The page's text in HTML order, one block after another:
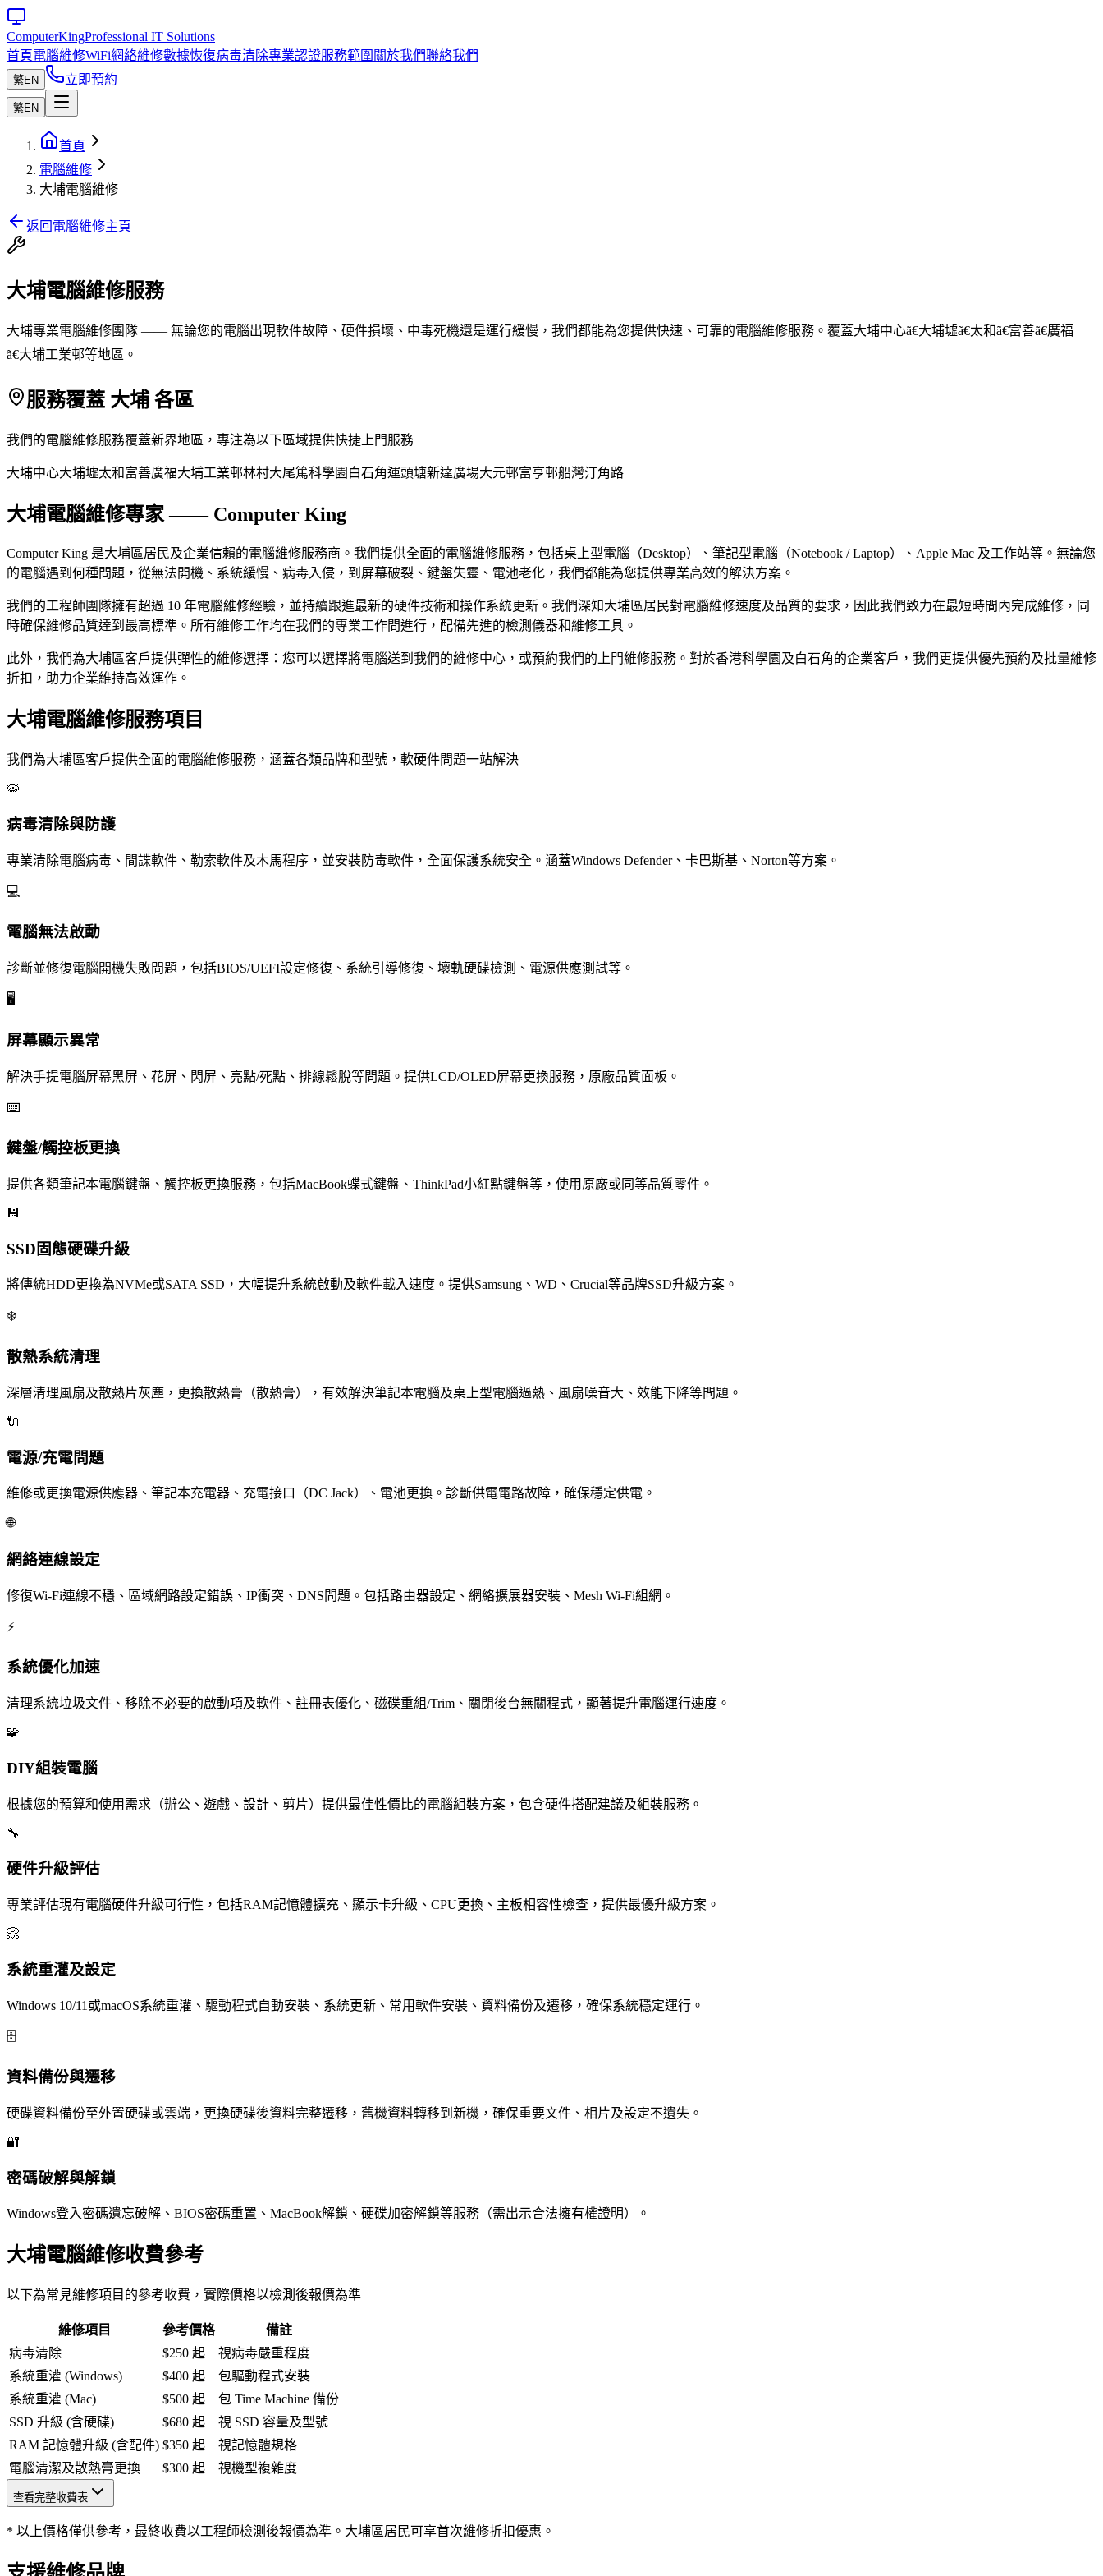
ComputerKingProfessional IT Solutions
首頁電腦維修WiFi網絡維修數據恢復病毒清除專業認證服務範圍 關於我們聯絡我們
繁EN 立即預約
繁EN
首頁
電腦維修
大埔電腦維修
返回電腦維修主頁
大埔電腦維修服務
大埔專業電腦維修團隊 —— 無論您的電腦出現軟件故障、硬件損壞、中毒死機還是運行緩慢，我們都能為您提供快速、可靠的電腦維修服務。覆蓋大埔中心ã€大埔墟ã€太和ã€富善ã€廣福
ã€大埔工業邨等地區。
服務覆蓋 大埔 各區
我們的電腦維修服務覆蓋新界地區，專注為以下區域提供快捷上門服務
大埔中心大埔墟太和富善廣福大埔工業邨林村大尾篤科學園 白石角運頭塘新達廣場大元邨富亨邨船灣汀角路
大埔電腦維修專家 —— Computer King
Computer King 是大埔區居民及企業信賴的電腦維修服務商。我們提供全面的電腦維修服務，包括桌上型電腦（Desktop）、筆記型電腦（Notebook / Laptop）、Apple Mac 及工作站等。無論您
的電腦遇到何種問題，從無法開機、系統緩慢、病毒入侵，到屏幕破裂、鍵盤失靈、電池老化，我們都能為您提供專業高效的解決方案。
我們的工程師團隊擁有超過 10 年電腦維修經驗，並持續跟進最新的硬件技術和操作系統更新。我們深知大埔區居民對電腦維修速度及品質的要求，因此我們致力在最短時間內完成維修，同
時確保維修品質達到最高標準。所有維修工作均在我們的專業工作間進行，配備先進的檢測儀器和維修工具。
此外，我們為大埔區客戶提供彈性的維修選擇：您可以選擇將電腦送到我們的維修中心，或預約我們的上門維修服務。對於香港科學園及白石角的企業客戶，我們更提供優先預約及批量維修
折扣，助力企業維持高效運作。
大埔電腦維修服務項目
我們為大埔區客戶提供全面的電腦維修服務，涵蓋各類品牌和型號，軟硬件問題一站解決
🦠
病毒清除與防護
專業清除電腦病毒、間諜軟件、勒索軟件及木馬程序，並安裝防毒軟件，全面保護系統安全。涵蓋Windows Defender、卡巴斯基、Norton等方案。
💻
電腦無法啟動
診斷並修復電腦開機失敗問題，包括BIOS/UEFI設定修復、系統引導修復、壞軌硬碟檢測、電源供應測試等。
🖥️
屏幕顯示異常
解決手提電腦屏幕黑屏、花屏、閃屏、亮點/死點、排線鬆脫等問題。提供LCD/OLED屏幕更換服務，原廠品質面板。
⌨️
鍵盤/觸控板更換
提供各類筆記本電腦鍵盤、觸控板更換服務，包括MacBook蝶式鍵盤、ThinkPad小紅點鍵盤等，使用原廠或同等品質零件。
💾
SSD固態硬碟升級
將傳統HDD更換為NVMe或SATA SSD，大幅提升系統啟動及軟件載入速度。提供Samsung、WD、Crucial等品牌SSD升級方案。
❄️
散熱系統清理
深層清理風扇及散熱片灰塵，更換散熱膏（散熱膏），有效解決筆記本電腦及桌上型電腦過熱、風扇噪音大、效能下降等問題。
🔌
電源/充電問題
維修或更換電源供應器、筆記本充電器、充電接口（DC Jack）、電池更換。診斷供電電路故障，確保穩定供電。
🌐
網絡連線設定
修復Wi-Fi連線不穩、區域網路設定錯誤、IP衝突、DNS問題。包括路由器設定、網絡擴展器安裝、Mesh Wi-Fi組網。
⚡
系統優化加速
清理系統垃圾文件、移除不必要的啟動項及軟件、註冊表優化、磁碟重組/Trim、關閉後台無關程式，顯著提升電腦運行速度。
🧩
DIY組裝電腦
根據您的預算和使用需求（辦公、遊戲、設計、剪片）提供最佳性價比的電腦組裝方案，包含硬件搭配建議及組裝服務。
🔧
硬件升級評估
專業評估現有電腦硬件升級可行性，包括RAM記憶體擴充、顯示卡升級、CPU更換、主板相容性檢查，提供最優升級方案。
📀
系統重灌及設定
Windows 10/11或macOS系統重灌、驅動程式自動安裝、系統更新、常用軟件安裝、資料備份及遷移，確保系統穩定運行。
🗄️
資料備份與遷移
硬碟資料備份至外置硬碟或雲端，更換硬碟後資料完整遷移，舊機資料轉移到新機，確保重要文件、相片及設定不遺失。
🔐
密碼破解與解鎖
Windows登入密碼遺忘破解、BIOS密碼重置、MacBook解鎖、硬碟加密解鎖等服務（需出示合法擁有權證明）。
大埔電腦維修收費參考
以下為常見維修項目的參考收費，實際價格以檢測後報價為準
維修項目 參考價格
備註
病毒清除
$250 起
視病毒嚴重程度
系統重灌 (Windows)
$400 起
包驅動程式安裝
系統重灌 (Mac)
$500 起
包 Time Machine 備份
SSD 升級 (含硬碟)
$680 起
視 SSD 容量及型號
RAM 記憶體升級 (含配件) $350 起
視記憶體規格
電腦清潔及散熱膏更換
$300 起 視機型複雜度
查看完整收費表
* 以上價格僅供參考，最終收費以工程師檢測後報價為準。大埔區居民可享首次維修折扣優惠。